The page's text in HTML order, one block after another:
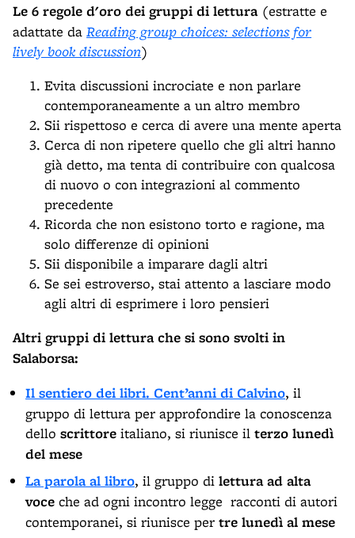
Le 6 regole d'oro dei gruppi di lettura (estratte e
adattate da Reading group choices: selections for
lively book discussion)
Evita discussioni incrociate e non parlare
contemporaneamente a un altro membro
Sii rispettoso e cerca di avere una mente aperta
Cerca di non ripetere quello che gli altri hanno
già detto, ma tenta di contribuire con qualcosa
di nuovo o con integrazioni al commento
precedente
Ricorda che non esistono torto e ragione, ma
solo differenze di opinioni
Sii disponibile a imparare dagli altri
Se sei estroverso, stai attento a lasciare modo
agli altri di esprimere i loro pensieri
Altri gruppi di lettura che si sono svolti in
Salaborsa:
Il sentiero dei libri. Cent’anni di Calvino, il
gruppo di lettura per approfondire la conoscenza
dello scrittore italiano, si riunisce il terzo lunedì
del mese
La parola al libro, il gruppo di lettura ad alta
voce che ad ogni incontro legge racconti di autori
contemporanei, si riunisce per tre lunedì al mese